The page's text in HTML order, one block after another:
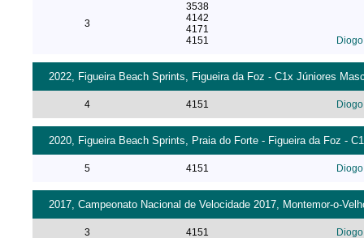
3
3538
4142
4171
4151
2022, Figueira Beach Sprints, Figueira da Foz - C1x Júniores
4 4151
2020, Figueira Beach Sprints, Praia do Forte - Figueira da Foz -
5 4151
2017, Campeonato Nacional de Velocidade 2017, Montemor-o-
3 4151